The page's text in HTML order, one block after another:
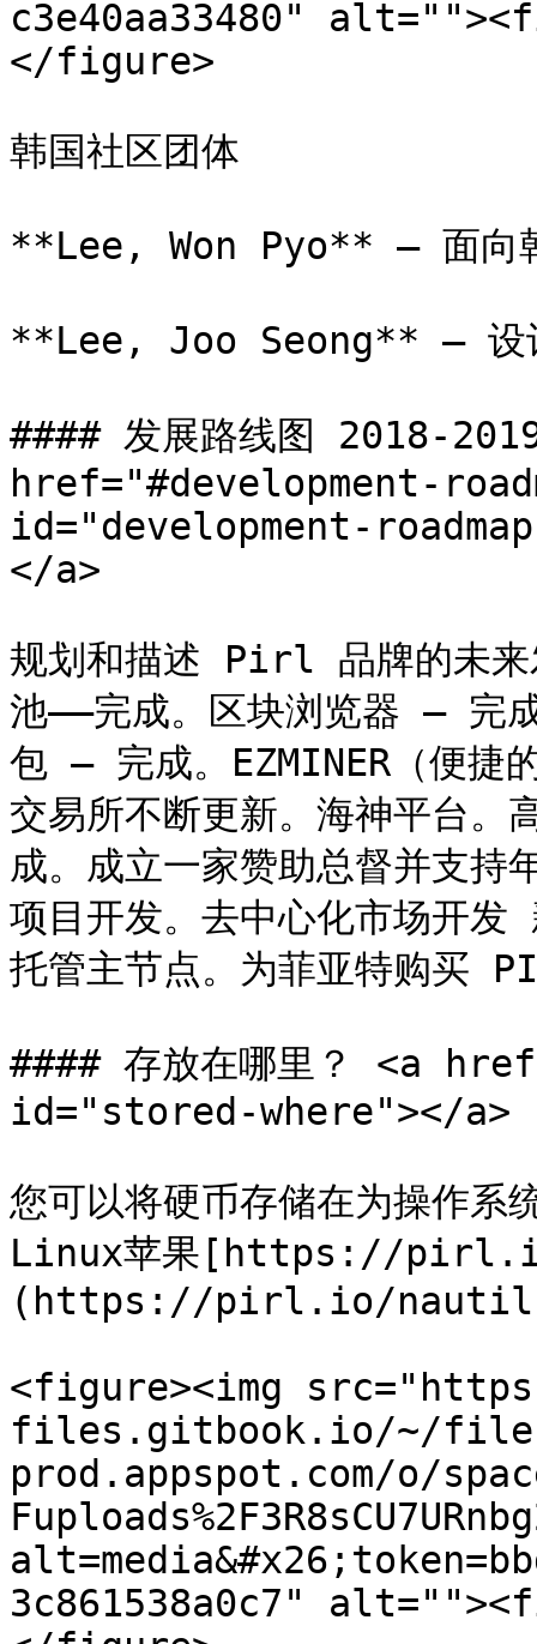
c3e40aa33480"
</figure>
韩国社区团体
**Lee, Won Pyo** – 面向
**Lee, Joo Seong** – 设
#### 发展路线图 2018-
href="#development-
id="development-
</a>
规划和描述 Pirl 品牌的未
池——完成。区块浏览器 – 完
包 – 完成。EZMINER（便捷
交易所不断更新。海神平台
成。成立一家赞助总督并支持
项目开发。去中心化市场开发
托管主节点。为菲亚特购买
#### 存放在哪里？ <a
id="stored-where"></a>
您可以将硬币存储在为操作系
Linux苹果[https://
(https://pirl.io/
<figure><img
files.gitbook.io/~/
prod.appspot.com/o/
3c861538a0c7"